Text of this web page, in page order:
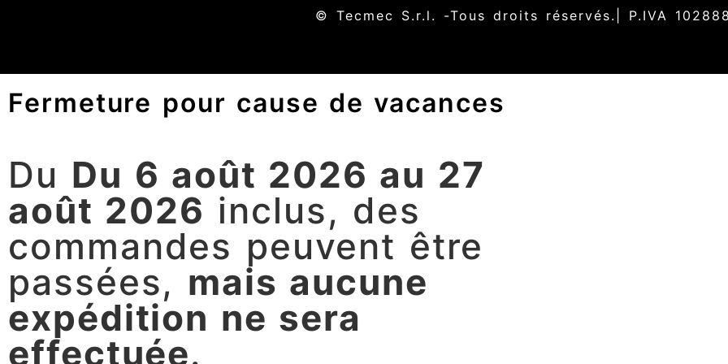
© Tecmec S.r.l. -Tous droits réservés.| P.IVA
Fermeture pour cause de vacances
Du Du 6 août 2026 au 27
août 2026 inclus, des
commandes peuvent être
passées, mais aucune
expédition ne sera
effectuée.